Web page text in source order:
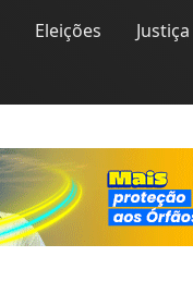
Eleições Justiça